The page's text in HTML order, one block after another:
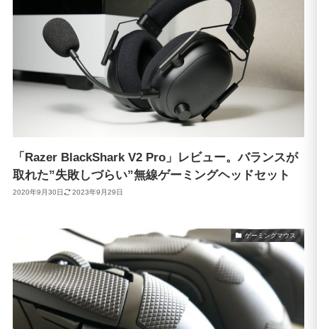
「Razer BlackShark V2 Pro」レビュー。バランスが
取れた”失敗しづらい”無線ゲーミングヘッドセット
2020年9月30日 2023年9月29日
ゲーミングマウス